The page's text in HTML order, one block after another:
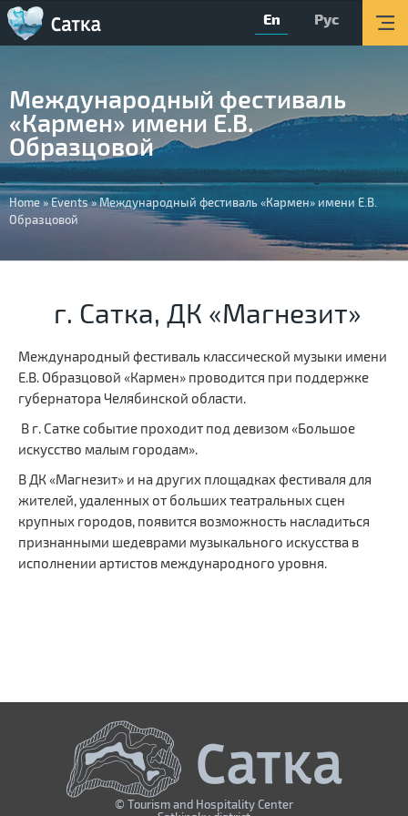
About
Organizations
Tourism
About the Center
Версия для слабовидящих
Вконтакте
YouTube
En Рус
Международный фестиваль
«Кармен» имени Е.В.
Образцовой
You
are
here
Home»Events»Международный фестиваль «Кармен» имени Е.В.
Образцовой
г. Сатка, ДК «Магнезит»
Международный фестиваль классической музыки имени
Е.В. Образцовой «Кармен» проводится при поддержке
губернатора Челябинской области.
В г. Сатке событие проходит под девизом «Большое
искусство малым городам».
В ДК «Магнезит» и на других площадках фестиваля для
жителей, удаленных от больших театральных сцен
крупных городов, появится возможность насладиться
признанными шедеврами музыкального искусства в
исполнении артистов международного уровня.
© Tourism and Hospitality Center